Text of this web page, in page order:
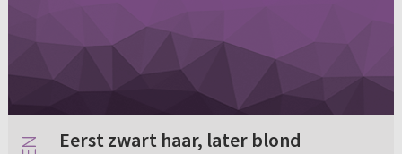
Eerst zwart haar, later blond